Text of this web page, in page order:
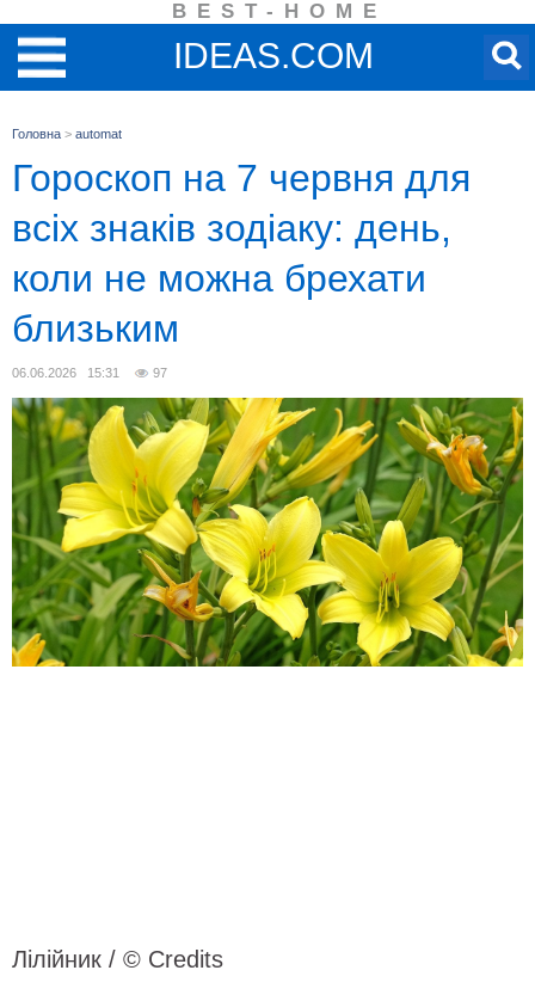
BEST-HOME
IDEAS.COM
Головна > automat
Гороскоп на 7 червня для
всіх знаків зодіаку: день,
коли не можна брехати
близьким
06.06.2026 15:31 97
Лілійник / © Credits